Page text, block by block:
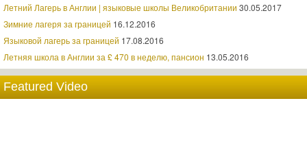
Летний Лагерь в Англии | языковые школы Великобритании 30.05.2017
Зимние лагеря за границей 16.12.2016
Языковой лагерь за границей 17.08.2016
Летняя школа в Англии за £ 470 в неделю, пансион 13.05.2016
Featured Video